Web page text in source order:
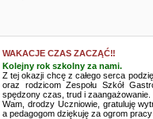
WAKACJE CZAS ZACZĄĆ‼️
Kolejny rok szkolny za nami.
Z tej okazji chcę z całego serca
oraz rodzicom Zespołu Szkół
spędzony czas, trud i zaangażowanie.
Wam, drodzy Uczniowie, gratuluję
a pedagogom dziękuję za ogrom